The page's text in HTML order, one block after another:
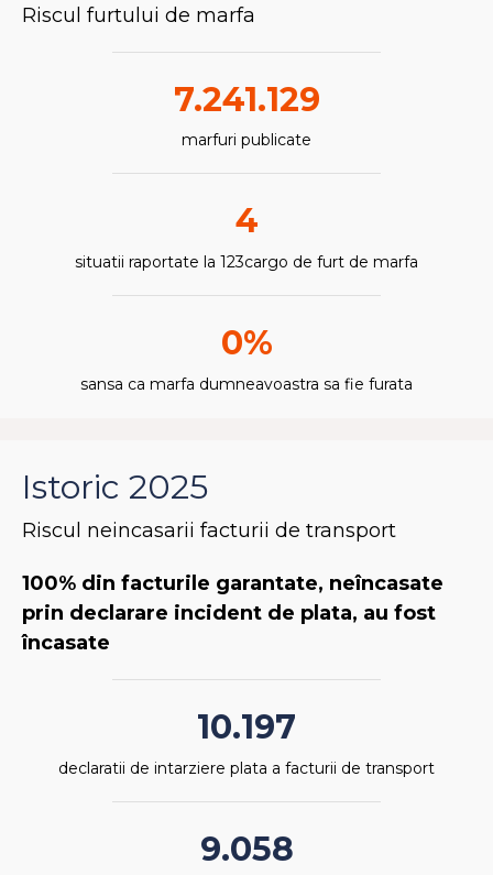
Riscul furtului de marfa
7.241.129
marfuri publicate
4
situatii raportate la 123cargo de furt de marfa
0%
sansa ca marfa dumneavoastra sa fie furata
Istoric 2025
Riscul neincasarii facturii de transport
100% din facturile garantate, neîncasate
prin declarare incident de plata, au fost
încasate
10.197
declaratii de intarziere plata a facturii de transport
9.058